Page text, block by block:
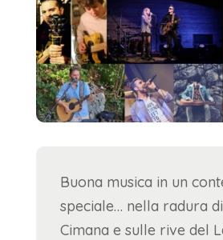
Buona musica in un
speciale… nella radura
Cimana e sulle rive del